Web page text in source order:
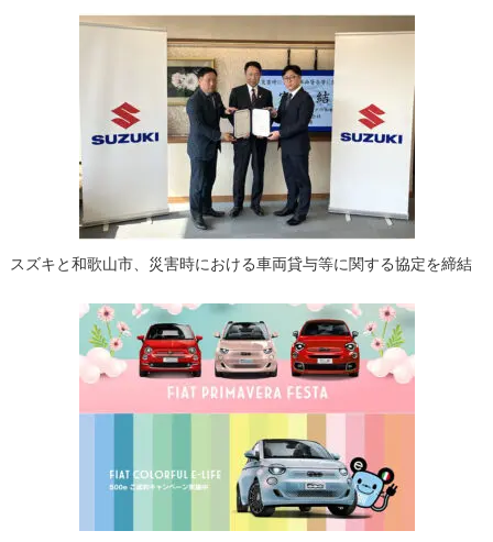
スズキと和歌山市、災害時における車両貸与等に関する協定を締結